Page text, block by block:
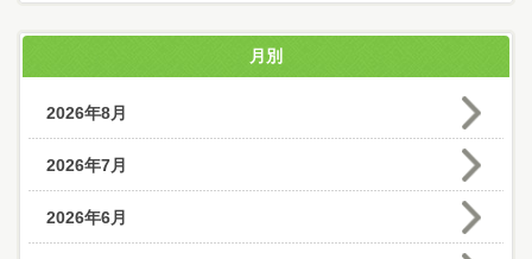
月別
2026年8月
2026年7月
2026年6月